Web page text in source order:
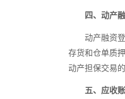
四、动产
动产融资
存货和仓单质
动产担保交易
五、应收